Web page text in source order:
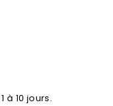
à 10 jours.